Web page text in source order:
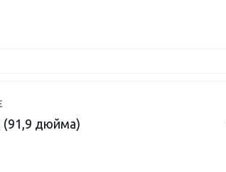
(91,9 дюйма)